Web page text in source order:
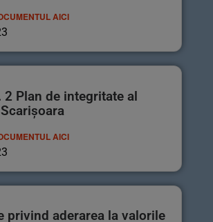
AICI
2 Plan de integritate al
AICI
privind aderarea la valorile